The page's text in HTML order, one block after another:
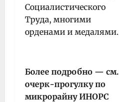
Социалистического
Труда, многими
орденами и медалями.
Более подробно — см.
очерк-прогулку по
микрорайну ИНОРС